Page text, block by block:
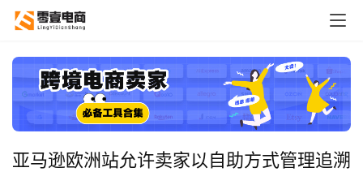
亚马逊欧洲站允许卖家以自助方式管理追溯